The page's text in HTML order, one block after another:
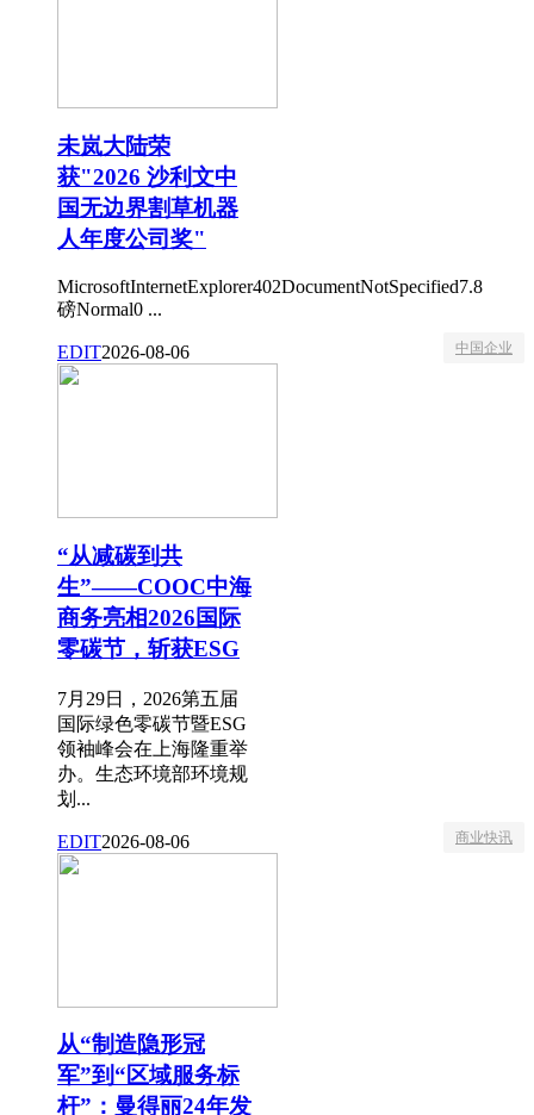
未岚大陆荣
获"2026 沙利文中
国无边界割草机器
人年度公司奖"
MicrosoftInternetExplorer402DocumentNotSpecified7.8
磅Normal0 ...
EDIT2026-08-06 中国企业
“从减碳到共
生”——COOC中海
商务亮相2026国际
零碳节，斩获ESG
7月29日，2026第五届
国际绿色零碳节暨ESG
领袖峰会在上海隆重举
办。生态环境部环境规
划...
EDIT2026-08-06 商业快讯
从“制造隐形冠
军”到“区域服务标
杆”：曼得丽24年发